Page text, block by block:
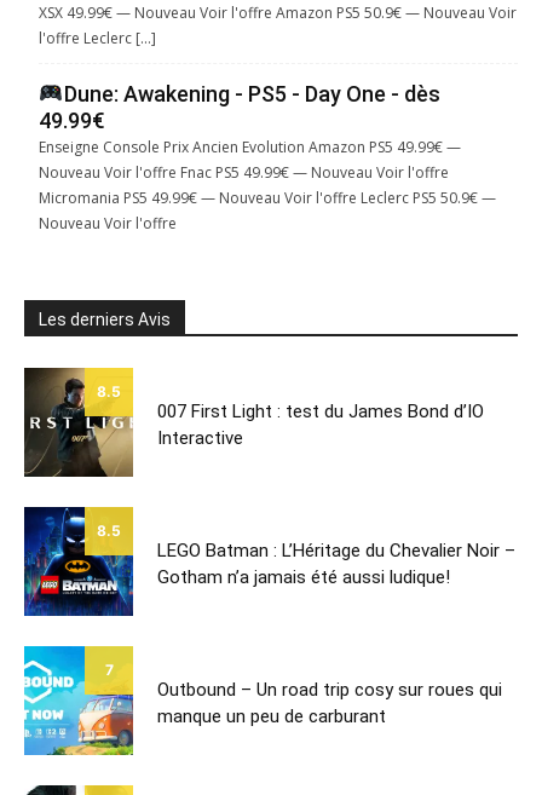
XSX 49.99€ — Nouveau Voir l'offre Amazon PS5 50.9€ — Nouveau Voir
l'offre Leclerc […]
Dune: Awakening - PS5 - Day One - dès
49.99€
Enseigne Console Prix Ancien Evolution Amazon PS5 49.99€ —
Nouveau Voir l'offre Fnac PS5 49.99€ — Nouveau Voir l'offre
Micromania PS5 49.99€ — Nouveau Voir l'offre Leclerc PS5 50.9€ —
Nouveau Voir l'offre
Les derniers Avis
8.5
007 First Light : test du James Bond d’IO
Interactive
8.5
LEGO Batman : L’Héritage du Chevalier Noir –
Gotham n’a jamais été aussi ludique!
7
Outbound – Un road trip cosy sur roues qui
manque un peu de carburant